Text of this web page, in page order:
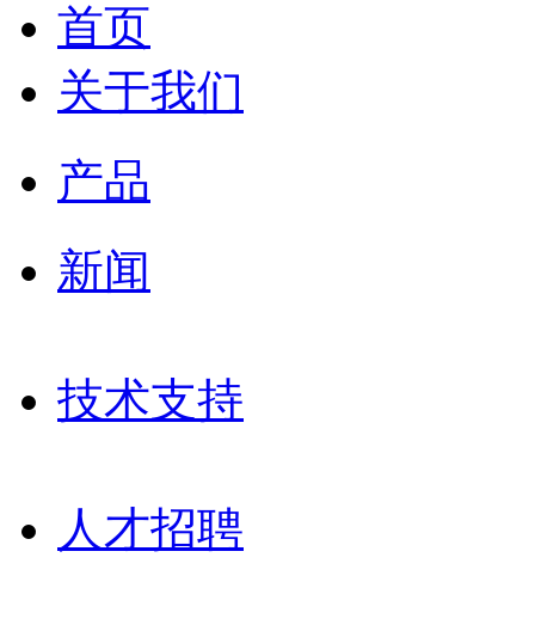
首页
关于我们
产品
新闻
技术支持
人才招聘